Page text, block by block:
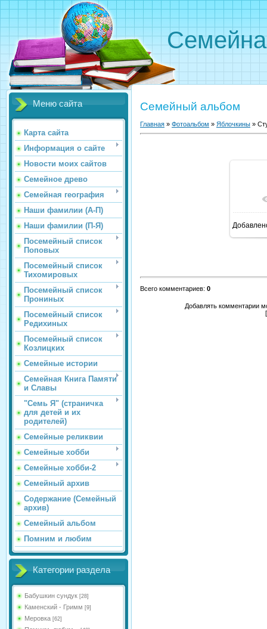
Меню сайта
Карта сайта
Информация о сайте
Новости моих сайтов
Семейное древо
Семейная география
Наши фамилии (А-П)
Наши фамилии (П-Я)
Посемейный список
Поповых
Посемейный список
Тихомировых
Посемейный список
Прониных
Посемейный список
Редихиных
Посемейный список
Козлицких
Семейные истории
Семейная Книга Памяти
и Славы
"Семь Я" (страничка
для детей и их
родителей)
Семейные реликвии
Семейные хобби
Семейные хобби-2
Семейный архив
Содержание (Семейный
архив)
Семейный альбом
Помним и любим
Категории раздела
Бабушкин сундук [28]
Каменский - Гримм [9]
Меровка [62]
Семейный альбом
Главная » Фотоальбом » Яблочкины »
В
Всего комментариев: 0
Добавлять комментарии